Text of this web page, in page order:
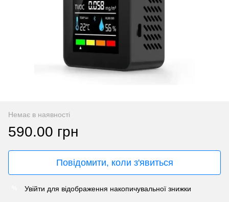
Немає в наявності
590.00 грн
Повідомити, коли з'явиться
Увійти для відображення накопичувальної знижки